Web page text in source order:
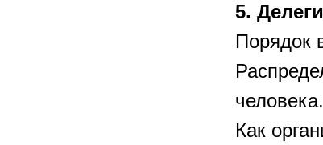
5.
Порядок
человека.
Как